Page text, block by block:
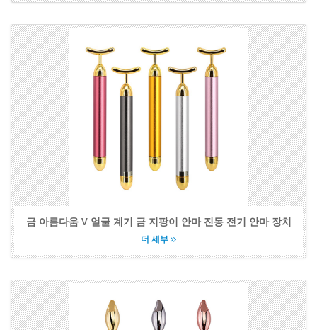
금 아름다움 V 얼굴 계기 금 지팡이 안마 진동 전기 안마 장치
더 세부